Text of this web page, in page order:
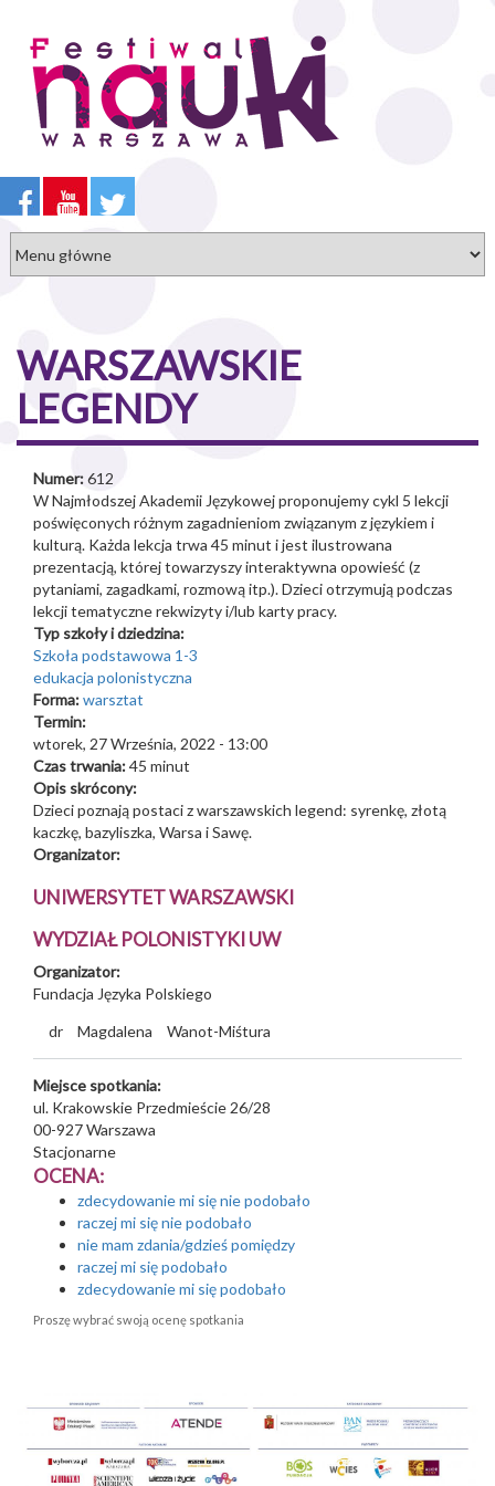
treści
WARSZAWSKIE
LEGENDY
Numer:612
W Najmłodszej Akademii Językowej proponujemy cykl 5 lekcji
poświęconych różnym zagadnieniom związanym z językiem i
kulturą. Każda lekcja trwa 45 minut i jest ilustrowana
prezentacją, której towarzyszy interaktywna opowieść (z
pytaniami, zagadkami, rozmową itp.). Dzieci otrzymują podczas
lekcji tematyczne rekwizyty i/lub karty pracy.
Typ szkoły i dziedzina:
Szkoła podstawowa 1-3
edukacja polonistyczna
Forma:warsztat
Termin:
wtorek, 27 Września, 2022 - 13:00
Czas trwania:45 minut
Opis skrócony:
Dzieci poznają postaci z warszawskich legend: syrenkę, złotą
kaczkę, bazyliszka, Warsa i Sawę.
Organizator:
UNIWERSYTET WARSZAWSKI
WYDZIAŁ POLONISTYKI UW
Organizator:
Fundacja Języka Polskiego
dr
Magdalena Wanot-Miśtura
Miejsce spotkania:
ul. Krakowskie Przedmieście 26/28
00-927Warszawa
Stacjonarne
OCENA:
zdecydowanie mi się nie podobało
raczej mi się nie podobało
nie mam zdania/gdzieś pomiędzy
raczej mi się podobało
zdecydowanie mi się podobało
Proszę wybrać swoją ocenę spotkania